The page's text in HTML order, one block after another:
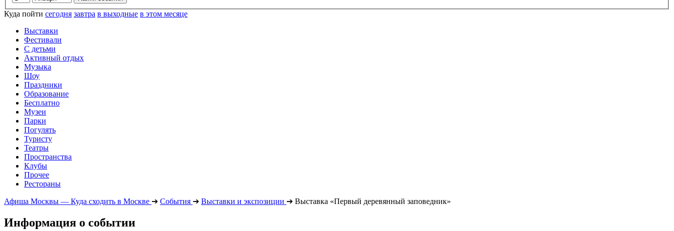
Куда пойти сегодня завтра в выходные в этом месяце
Выставки
Фестивали
С детьми
Активный отдых
Музыка
Шоу
Праздники
Образование
Бесплатно
Музеи
Парки
Погулять
Туристу
Театры
Пространства
Клубы
Прочее
Рестораны
Афиша Москвы — Куда сходить в Москве ➔ События ➔ Выставки и экспозиции ➔ Выставка «Первый деревянный заповедник»
Информация о событии